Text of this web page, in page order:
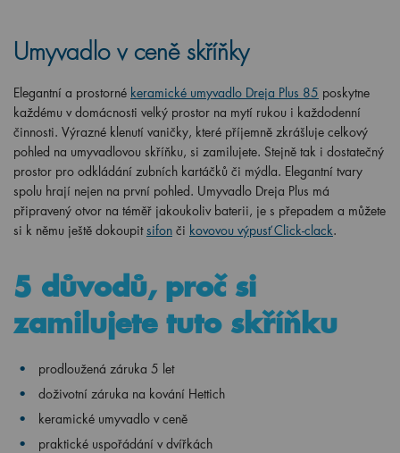
Umyvadlo v ceně skříňky
Elegantní a prostorné keramické umyvadlo Dreja Plus 85 poskytne
každému v domácnosti velký prostor na mytí rukou i každodenní
činnosti. Výrazné klenutí vaničky, které příjemně zkrášluje celkový
pohled na umyvadlovou skříňku, si zamilujete. Stejně tak i dostatečný
prostor pro odkládání zubních kartáčků či mýdla. Elegantní tvary
spolu hrají nejen na první pohled. Umyvadlo Dreja Plus má
připravený otvor na téměř jakoukoliv baterii, je s přepadem a můžete
si k němu ještě dokoupit sifon či kovovou výpusť Click-clack.
5 důvodů, proč si
zamilujete tuto skříňku
prodloužená záruka 5 let
doživotní záruka na kování Hettich
keramické umyvadlo v ceně
praktické uspořádání v dvířkách